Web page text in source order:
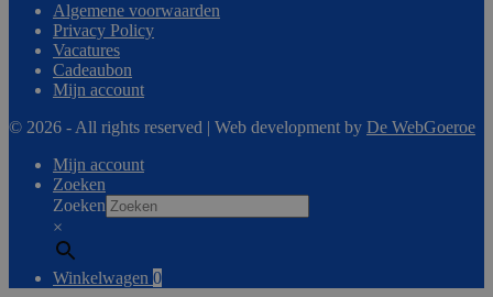
Algemene voorwaarden
Privacy Policy
Vacatures
Cadeaubon
Mijn account
© 2026 - All rights reserved | Web development by De WebGoeroe
Mijn account
Zoeken
Zoeken
×
Winkelwagen 0